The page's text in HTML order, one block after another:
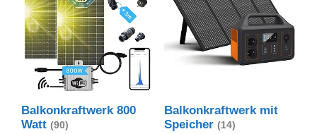
Balkonkraftwerk 800
Watt (90)
Balkonkraftwerk mit
Speicher (14)